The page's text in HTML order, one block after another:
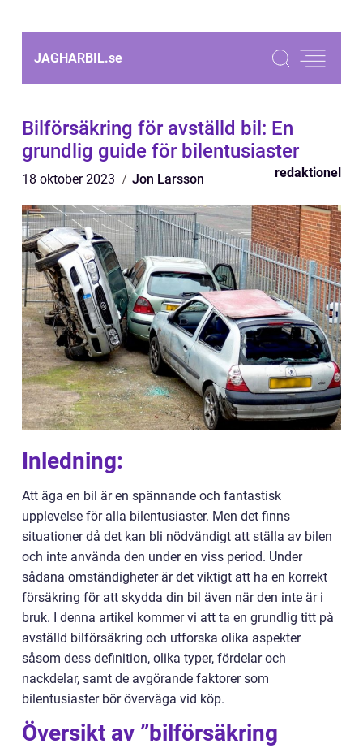
JAGHARBIL.se
Bilförsäkring för avställd bil: En
grundlig guide för bilentusiaster
18 oktober 2023 Jon Larsson redaktionel
Inledning:
Att äga en bil är en spännande och fantastisk
upplevelse för alla bilentusiaster. Men det finns
situationer då det kan bli nödvändigt att ställa av bilen
och inte använda den under en viss period. Under
sådana omständigheter är det viktigt att ha en korrekt
försäkring för att skydda din bil även när den inte är i
bruk. I denna artikel kommer vi att ta en grundlig titt på
avställd bilförsäkring och utforska olika aspekter
såsom dess definition, olika typer, fördelar och
nackdelar, samt de avgörande faktorer som
bilentusiaster bör överväga vid köp.
Översikt av ”bilförsäkring